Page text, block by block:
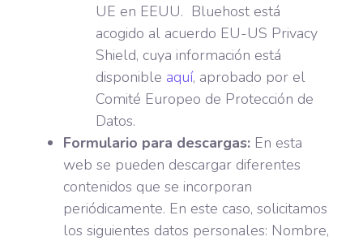
UE en EEUU. Bluehost está
acogido al acuerdo EU-US Privacy
Shield, cuya información está
disponible aquí, aprobado por el
Comité Europeo de Protección de
Datos.
Formulario para descargas: En esta
web se pueden descargar diferentes
contenidos que se incorporan
periódicamente. En este caso, solicitamos
los siguientes datos personales: Nombre,